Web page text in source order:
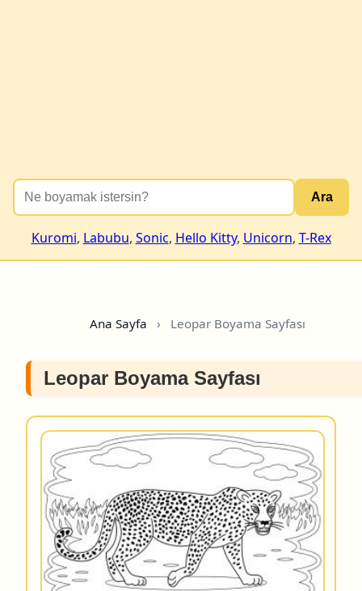
Ara
Kuromi, Labubu, Sonic, Hello Kitty, Unicorn, T-Rex
Ana Sayfa › Leopar Boyama Sayfası
Leopar Boyama Sayfası